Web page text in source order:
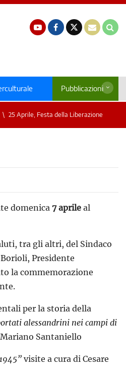
Pubblicazioni
25 Aprile, Festa della Liberazione
domenica 7 aprile al
tra gli altri, del Sindaco
Presidente
la commemorazione
per la storia della
alessandrini nei campi di
Santaniello
visite a cura di Cesare